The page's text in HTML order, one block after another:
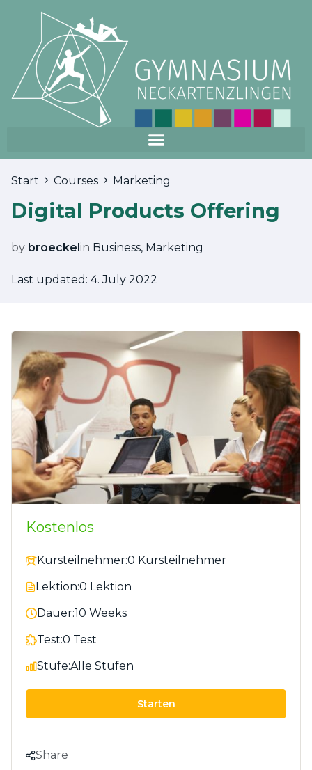
Start Courses Marketing
Digital Products Offering
by broeckelin Business, Marketing
Last updated: 4. July 2022
Kostenlos
Kursteilnehmer:0 Kursteilnehmer
Lektion:0 Lektion
Dauer:10 Weeks
Test:0 Test
Stufe:Alle Stufen
Starten
Share